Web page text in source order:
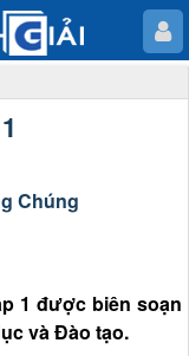
Chúng
1 được biên soạn
và Đào tạo.